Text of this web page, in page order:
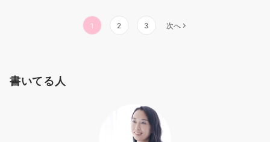
ー
1 2 3 次へ
書いてる人